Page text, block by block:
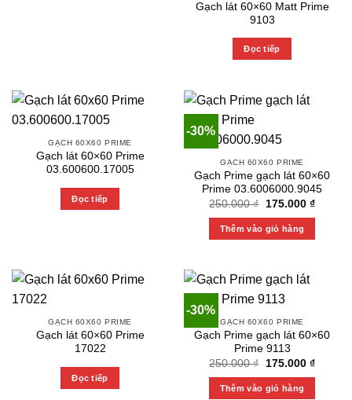
Gạch lát 60×60 Matt Prime
9103
Đọc tiếp
GẠCH 60X60 PRIME
Gạch lát 60×60 Prime
03.600600.17005
Đọc tiếp
-30%
GẠCH 60X60 PRIME
Gạch Prime gạch lát 60×60
Prime 03.6006000.9045
250.000₫
Original
was:
250.000 ₫.
175.000 ₫Current
Thêm vào giỏ hàng
GẠCH 60X60 PRIME
Gạch lát 60×60 Prime
17022
Đọc tiếp
-30%
GẠCH 60X60 PRIME
Gạch Prime gạch lát 60×60
Prime 9113
250.000₫
Original
was:
250.000 ₫.
175.000 ₫Current
Thêm vào giỏ hàng